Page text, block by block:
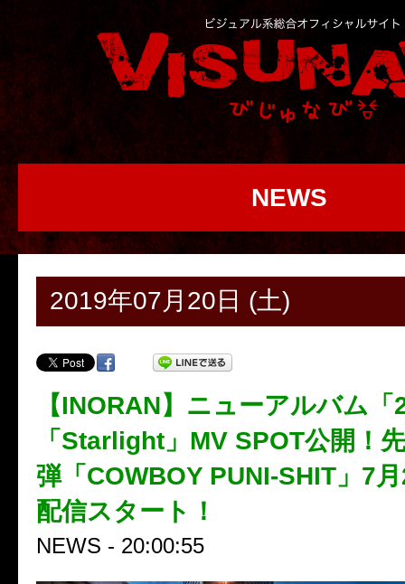
NEWS
2019年07月20日 (土)
【INORAN】ニューアルバム
「Starlight」MV SPOT公開！
弾「COWBOY PUNI-SHIT」7
配信スタート！
NEWS - 20:00:55